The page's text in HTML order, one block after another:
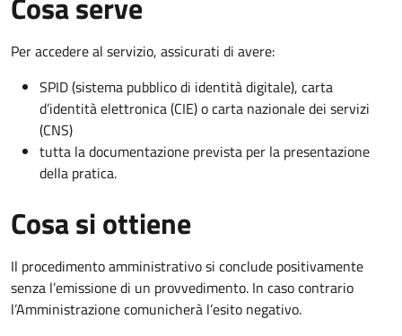
Per accedere al servizio, assicurati di avere:
SPID (sistema pubblico di identità digitale), carta
d’identità elettronica (CIE) o carta nazionale dei servizi
(CNS)
tutta la documentazione prevista per la presentazione
della pratica.
Cosa si ottiene
Il procedimento amministrativo si conclude positivamente
senza l’emissione di un provvedimento. In caso contrario
l’Amministrazione comunicherà l’esito negativo.